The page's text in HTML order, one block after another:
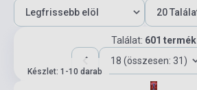
Találat: 601 termék
18 (összesen: 31)
Készlet: 1-10 darab